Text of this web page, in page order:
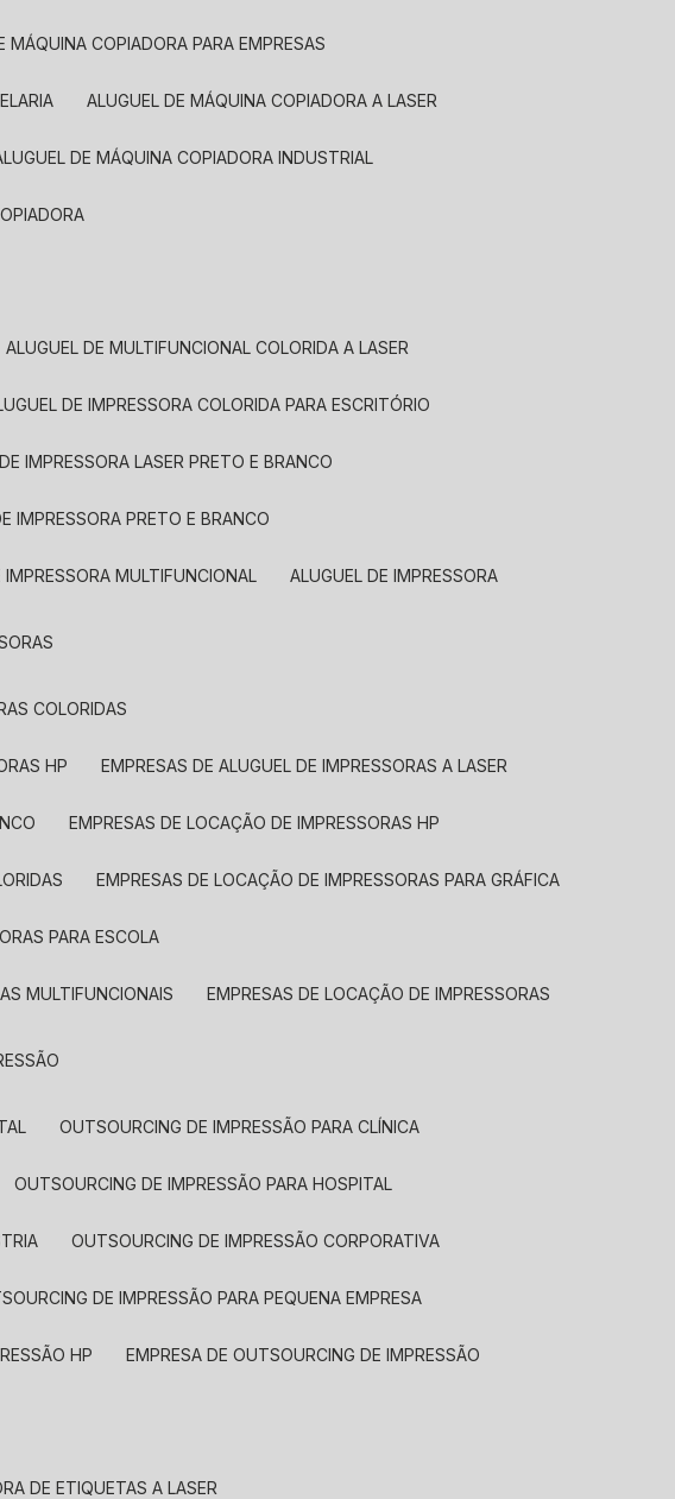
MÁQUINA COPIADORA PARA EMPRESAS
ALUGUEL DE MÁQUINA COPIADORA A LASER
ALUGUEL DE MÁQUINA COPIADORA INDUSTRIAL
ALUGUEL DE MULTIFUNCIONAL COLORIDA A LASER
DE IMPRESSORA COLORIDA PARA ESCRITÓRIO
DE IMPRESSORA LASER PRETO E BRANCO
IMPRESSORA PRETO E BRANCO
IMPRESSORA MULTIFUNCIONAL ALUGUEL DE IMPRESSORA
COLORIDAS
HP EMPRESAS DE ALUGUEL DE IMPRESSORAS A LASER
EMPRESAS DE LOCAÇÃO DE IMPRESSORAS HP
EMPRESAS DE LOCAÇÃO DE IMPRESSORAS PARA GRÁFICA
PARA ESCOLA
MULTIFUNCIONAIS EMPRESAS DE LOCAÇÃO DE IMPRESSORAS
OUTSOURCING DE IMPRESSÃO PARA CLÍNICA
OUTSOURCING DE IMPRESSÃO PARA HOSPITAL
OUTSOURCING DE IMPRESSÃO CORPORATIVA
DE IMPRESSÃO PARA PEQUENA EMPRESA
HP EMPRESA DE OUTSOURCING DE IMPRESSÃO
DE ETIQUETAS A LASER